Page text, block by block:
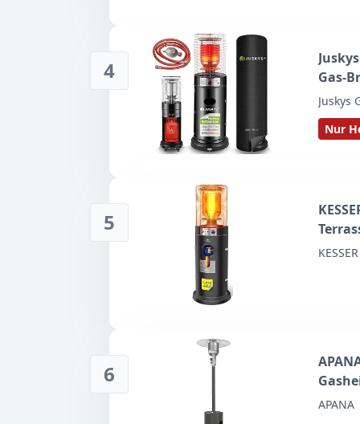
4
Gas-
für
kg
Juskys
Nur
5
KESSER
6
APANA